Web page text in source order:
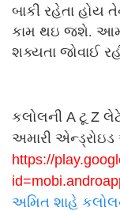
બાકી રહેતા હોય
કામ થઇ જશે. આમ
શક્યતા જોવાઈ
કલોલની A ટૂ Z
અમારી
https://
અમિત શાહે